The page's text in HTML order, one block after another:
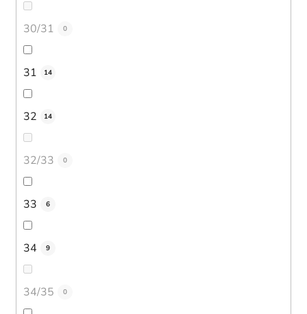
30/31 0
31 14
32 14
32/33 0
33 6
34 9
34/35 0